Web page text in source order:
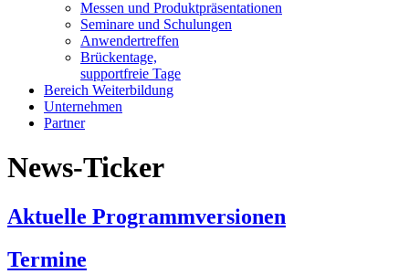
Messen und Produkt­präsentationen
Seminare und Schulungen
Anwender­treffen
Brückentage,
supportfreie Tage
Bereich Weiterbildung
Unternehmen
Partner
News-Ticker
Aktuelle Programmversionen
Termine